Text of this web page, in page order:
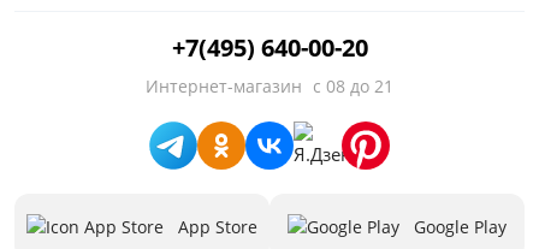
Бежевый
+7(495) 640-00-20
Интернет-магазин с 08 до 21
App Store Google Play